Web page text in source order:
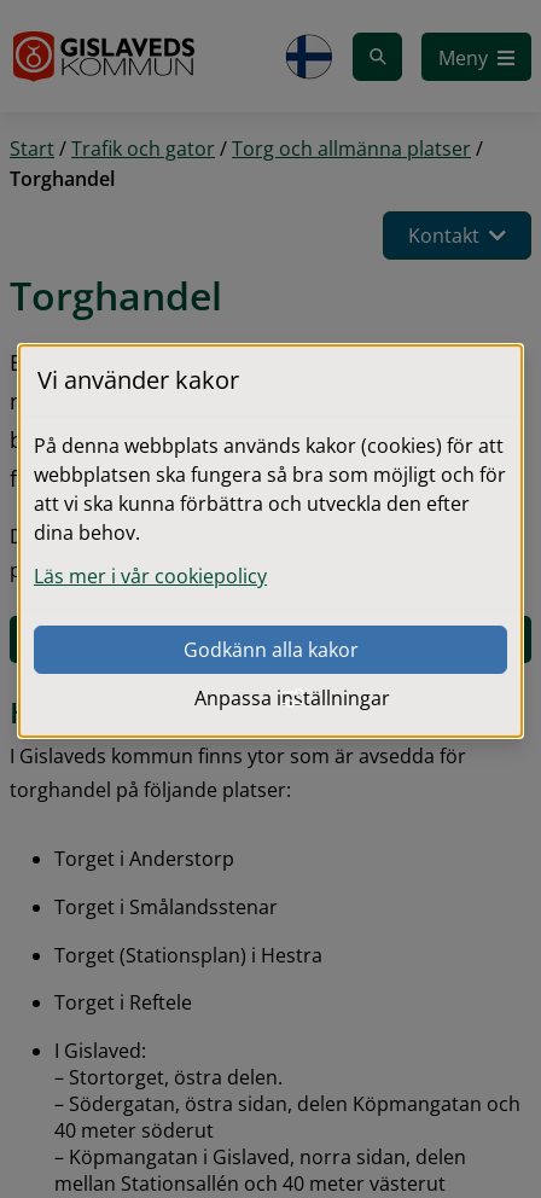
Meny
Start/Trafik och gator/Torg och allmänna platser/
Torghandel
Kontakt
Torghandel
Ett trevligt och uppskattat inslag i vår offentliga
miljö är torghandel. För att den ska fungera på
bästa sätt finns det regler för när, var och hur den
får bedrivas.
Det krävs inget polistillstånd för torghandel som sker på
platser som är avsedd för detta.
E-tjänst för att boka en torgplats
Här får du ha torghandel
I Gislaveds kommun finns ytor som är avsedda för
torghandel på följande platser:
Torget i Anderstorp
Torget i Smålandsstenar
Torget (Stationsplan) i Hestra
Torget i Reftele
I Gislaved:
– Stortorget, östra delen.
– Södergatan, östra sidan, delen Köpmangatan och
40 meter söderut
– Köpmangatan i Gislaved, norra sidan, delen
mellan Stationsallén och 40 meter västerut
Vi använder kakor
På denna webbplats används kakor (cookies) för att
webbplatsen ska fungera så bra som möjligt och för
att vi ska kunna förbättra och utveckla den efter
dina behov.
Läs mer i vår cookiepolicy
Godkänn alla kakor
Anpassa inställningar